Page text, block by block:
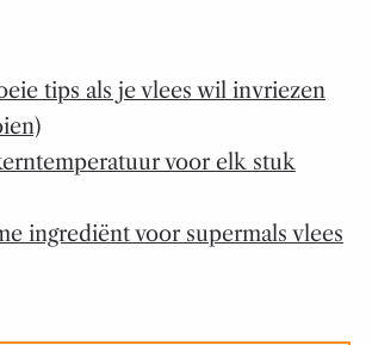
tips als je vlees wil invriezen
voor elk stuk
ingrediënt voor supermals vlees